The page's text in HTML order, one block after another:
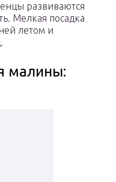
развиваются
Мелкая посадка
летом и
малины: